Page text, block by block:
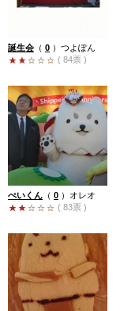
誕生会 （ 0 ） つよぽん
( 84票 )
ぺいくん （ 0 ） オレオ
( 83票 )